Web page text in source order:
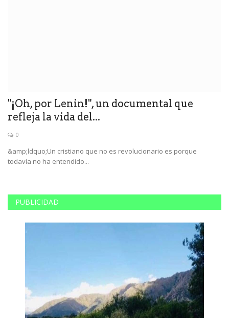
"¡Oh, por Lenin!", un documental que
refleja la vida del...
0
&amp;ldquo;Un cristiano que no es revolucionario es porque
todavía no ha entendido...
PUBLICIDAD